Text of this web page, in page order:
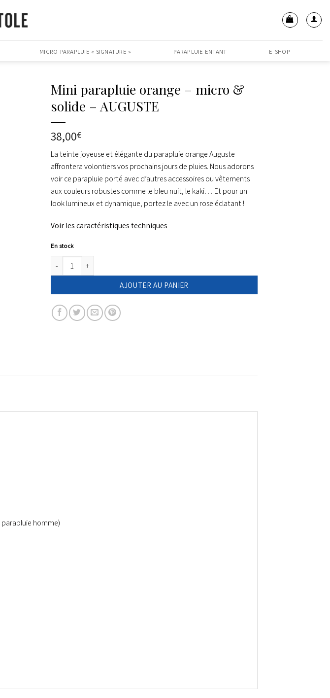
MICRO-PARAPLUIE « SIGNATURE » PARAPLUIE ENFANT E-SHOP
Mini parapluie orange – micro &
solide – AUGUSTE
38,00€
La teinte joyeuse et élégante du parapluie orange Auguste
affrontera volontiers vos prochains jours de pluies. Nous adorons
voir ce parapluie porté avec d’autres accessoires ou vêtements
aux couleurs robustes comme le bleu nuit, le kaki… Et pour un
look lumineux et dynamique, portez le avec un rose éclatant !
Voir les caractéristiques techniques
En stock
AJOUTER AU PANIER
parapluie homme)